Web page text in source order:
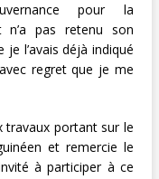
pour la
n’a pas retenu son
l’avais déjà indiqué
regret que je me
travaux portant sur le
et remercie le
à participer à ce